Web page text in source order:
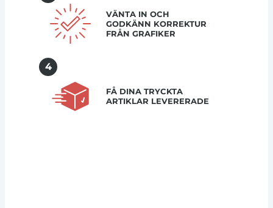
VÄNTA IN OCH
GODKÄNN KORREKTUR
FRÅN GRAFIKER
4
FÅ DINA TRYCKTA
ARTIKLAR LEVERERADE